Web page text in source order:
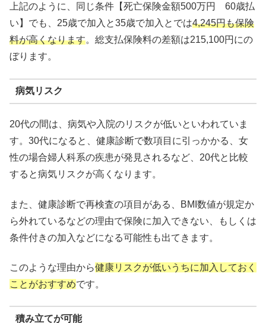
上記のように、同じ条件【死亡保険金額500万円 60歳払
い】でも、25歳で加入と35歳で加入とでは4,245円も保険
料が高くなります。総支払保険料の差額は215,100円にの
ぼります。
病気リスク
20代の間は、病気や入院のリスクが低いといわれていま
す。30代になると、健康診断で数項目に引っかかる、女
性の場合婦人科系の疾患が発見されるなど、20代と比較
すると病気リスクが高くなります。
また、健康診断で再検査の項目がある、BMI数値が規定か
ら外れているなどの理由で保険に加入できない、もしくは
条件付きの加入などになる可能性も出てきます。
このような理由から健康リスクが低いうちに加入しておく
ことがおすすめです。
積み立てが可能